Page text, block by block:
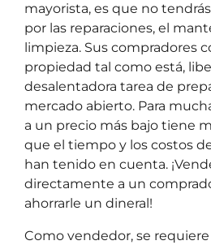
mayorista, es que no
por las reparaciones, el
limpieza. Sus compradores
propiedad tal como está,
desalentadora tarea de
mercado abierto. Para
a un precio más bajo tiene
que el tiempo y los costos
han tenido en cuenta.
directamente a un
ahorrarle un dineral!
Como vendedor, se